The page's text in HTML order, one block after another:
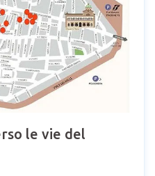
le vie del